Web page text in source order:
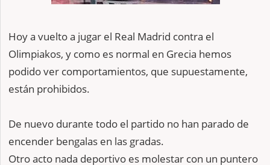
Hoy a vuelto a jugar el Real Madrid contra el
Olimpiakos, y como es normal en Grecia hemos
podido ver comportamientos, que supuestamente,
están prohibidos.
De nuevo durante todo el partido no han parado de
encender bengalas en las gradas.
Otro acto nada deportivo es molestar con un puntero